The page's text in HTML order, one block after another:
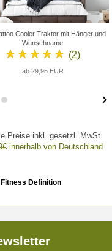
Cooler Traktor mit Hänger und
Wunschname
★★★★★ (2)
ab 29,95 EUR
Preise inkl. gesetzl. MwSt.
innerhalb von Deutschland
Definition